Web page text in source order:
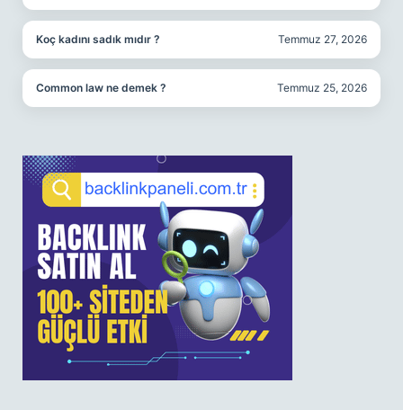
Koç kadını sadık mıdır ? Temmuz 27, 2026
Common law ne demek ? Temmuz 25, 2026